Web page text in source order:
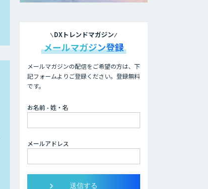
DXトレンドマガジン
メールマガジン登録
メールマガジンの配信をご希望の方は、下
記フォームよりご登録ください。登録無料
です。
お名前 - 姓・名
メールアドレス